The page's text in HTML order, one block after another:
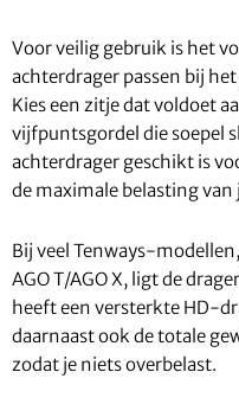
Voor veilig gebruik is het
achterdrager passen bij
Kies een zitje dat voldoet
vijfpuntsgordel die soepel
achterdrager geschikt is
de maximale belasting
Bij veel Tenways-
AGO T/AGO X, ligt de
heeft een versterkte HD-
daarnaast ook de totale
zodat je niets overbelast.